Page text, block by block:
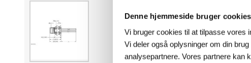
Denne hjemmeside bruger cookies
Vi bruger cookies til at tilpasse vores
Vi deler også oplysninger om din
analysepartnere. Vores partnere kan